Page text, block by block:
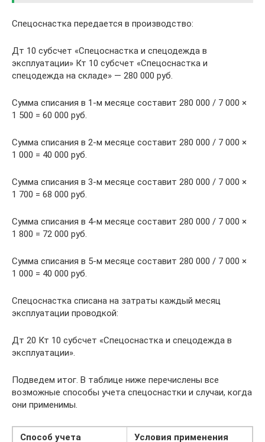
Спецоснастка передается в производство:
Дт 10 субсчет «Спецоснастка и спецодежда в
эксплуатации» Кт 10 субсчет «Спецоснастка и
спецодежда на складе» — 280 000 руб.
Сумма списания в 1-м месяце составит 280 000 / 7 000 ×
1 500 = 60 000 руб.
Сумма списания в 2-м месяце составит 280 000 / 7 000 ×
1 000 = 40 000 руб.
Сумма списания в 3-м месяце составит 280 000 / 7 000 ×
1 700 = 68 000 руб.
Сумма списания в 4-м месяце составит 280 000 / 7 000 ×
1 800 = 72 000 руб.
Сумма списания в 5-м месяце составит 280 000 / 7 000 ×
1 000 = 40 000 руб.
Спецоснастка списана на затраты каждый месяц
эксплуатации проводкой:
Дт 20 Кт 10 субсчет «Спецоснастка и спецодежда в
эксплуатации».
Подведем итог. В таблице ниже перечислены все
возможные способы учета спецоснастки и случаи, когда
они применимы.
Способ учета Условия применения